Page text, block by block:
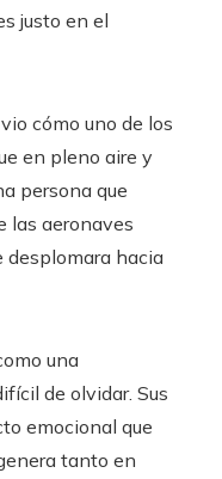
justo en el
cómo uno de los
en pleno aire y
persona que
las aeronaves
desplomara hacia
una
de olvidar. Sus
emocional que
tanto en